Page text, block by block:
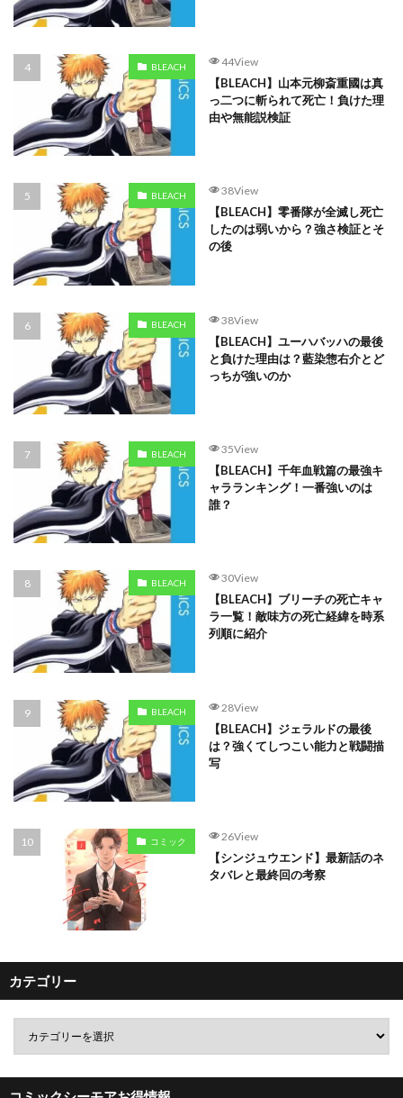
BLEACH 44View
【BLEACH】山本元柳斎重國は真
っ二つに斬られて死亡！負けた理
由や無能説検証
BLEACH 38View
【BLEACH】零番隊が全滅し死亡
したのは弱いから？強さ検証とそ
の後
BLEACH 38View
【BLEACH】ユーハバッハの最後
と負けた理由は？藍染惣右介とど
っちが強いのか
BLEACH 35View
【BLEACH】千年血戦篇の最強キ
ャラランキング！一番強いのは
誰？
BLEACH 30View
【BLEACH】ブリーチの死亡キャ
ラ一覧！敵味方の死亡経緯を時系
列順に紹介
BLEACH 28View
【BLEACH】ジェラルドの最後
は？強くてしつこい能力と戦闘描
写
コミック 26View
【シンジュウエンド】最新話のネ
タバレと最終回の考察
カテゴリー